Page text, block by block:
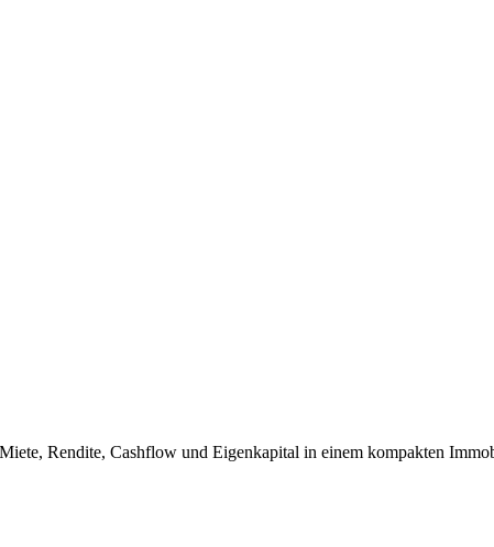
Rendite, Cashflow und Eigenkapital in einem kompakten